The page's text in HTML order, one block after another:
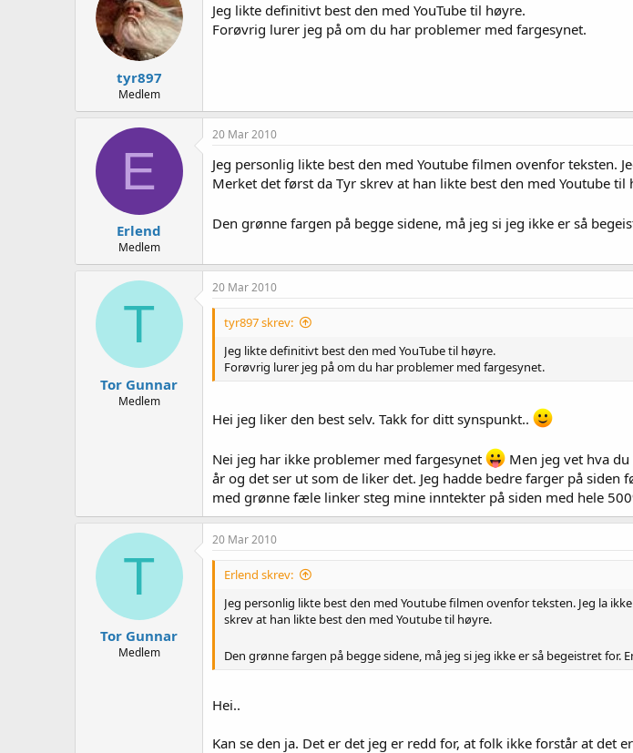
tyr897
Medlem
Jeg likte definitivt best den med YouTube til høyre.
Forøvrig lurer jeg på om du har problemer med fargesynet.
E
Erlend
Medlem
20 Mar 2010
Jeg personlig likte best den med Youtube filmen ovenfor teksten.
Merket det først da Tyr skrev at han likte best den med Youtube til
Den grønne fargen på begge sidene, må jeg si jeg ikke er så
T
Tor Gunnar
Medlem
20 Mar 2010
tyr897 skrev:
Jeg likte definitivt best den med YouTube til høyre.
Forøvrig lurer jeg på om du har problemer med fargesynet.
Hei jeg liker den best selv. Takk for ditt synspunkt..
Nei jeg har ikke problemer med fargesynet
Men jeg vet hva
år og det ser ut som de liker det. Jeg hadde bedre farger på
med grønne fæle linker steg mine inntekter på siden med hele
T
Tor Gunnar
Medlem
20 Mar 2010
Erlend skrev:
Jeg personlig likte best den med Youtube filmen ovenfor teksten. Jeg la
skrev at han likte best den med Youtube til høyre.
Den grønne fargen på begge sidene, må jeg si jeg ikke er så begeistret
Hei..
Kan se den ja. Det er det jeg er redd for, at folk ikke forstår at